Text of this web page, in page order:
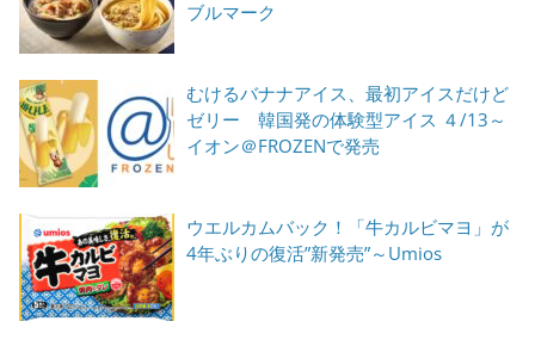
ブルマーク
むけるバナナアイス、最初アイスだけど
ゼリー 韓国発の体験型アイス ４/13～
イオン＠FROZENで発売
ウエルカムバック！「牛カルビマヨ」が
4年ぶりの復活”新発売”～Umios